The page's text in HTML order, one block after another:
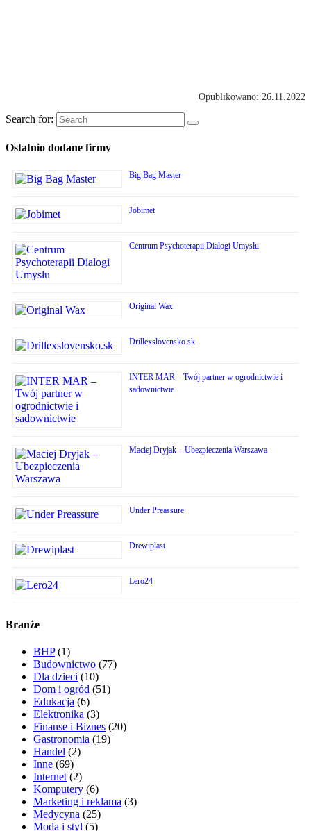
Opublikowano: 26.11.2022
Search for:
Ostatnio dodane firmy
Big Bag Master
Jobimet
Centrum Psychoterapii Dialogi Umysłu
Original Wax
Drillexslovensko.sk
INTER MAR – Twój partner w ogrodnictwie i
sadownictwie
Maciej Dryjak – Ubezpieczenia Warszawa
Under Preassure
Drewiplast
Lero24
Branże
BHP(1)
Budownictwo (77)
Dla dzieci (10)
Dom i ogród (51)
Edukacja (6)
Elektronika (3)
Finanse i Biznes (20)
Gastronomia (19)
Handel (2)
Inne (69)
Internet (2)
Komputery (6)
Marketing i reklama (3)
Medycyna (25)
Moda i styl (5)